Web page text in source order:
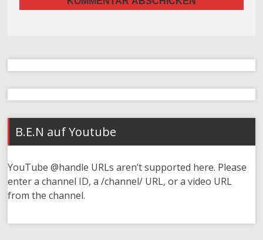
B.E.N auf Youtube
YouTube @handle URLs aren’t supported here. Please
enter a channel ID, a /channel/ URL, or a video URL
from the channel.